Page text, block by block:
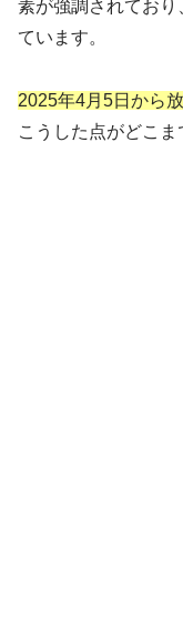
素が強調されてお
ています。
2025年4月5日から
こうした点がどこま